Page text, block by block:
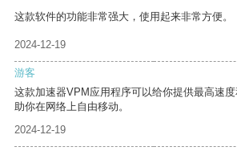
这款软件的功能非常强大，使用起来非常方便。
2024-12-19
游客
这款加速器VPM应用程序可以给你提供最高速
助你在网络上自由移动。
2024-12-19